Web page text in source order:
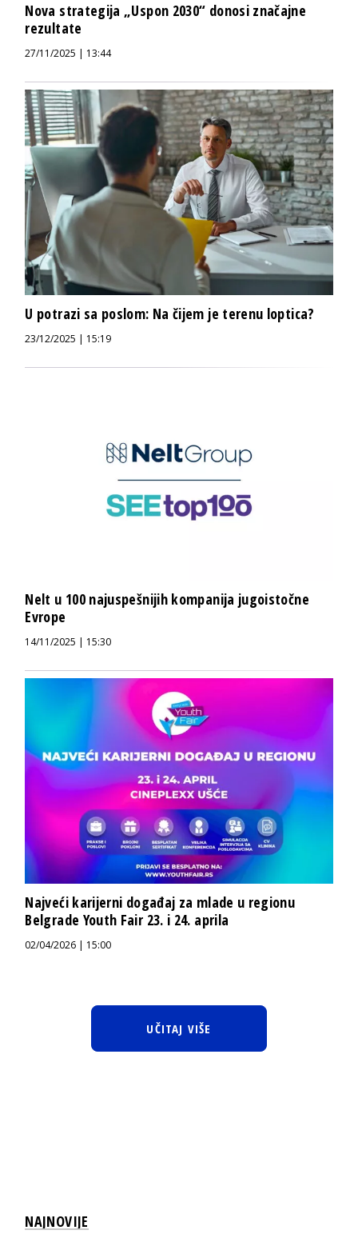
Nova strategija „Uspon 2030“ donosi značajne
rezultate
27/11/2025 | 13:44
U potrazi sa poslom: Na čijem je terenu loptica?
23/12/2025 | 15:19
Nelt u 100 najuspešnijih kompanija jugoistočne
Evrope
14/11/2025 | 15:30
Najveći karijerni događaj za mlade u regionu
Belgrade Youth Fair 23. i 24. aprila
02/04/2026 | 15:00
UČITAJ VIŠE
NAJNOVIJE